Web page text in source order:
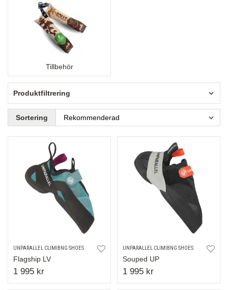
Tillbehör
Produktfiltrering
Sortering
UNPARALLEL CLIMIBNG SHOES
Flagship LV
1 995 kr
UNPARALLEL CLIMIBNG SHOES
Souped UP
1 995 kr